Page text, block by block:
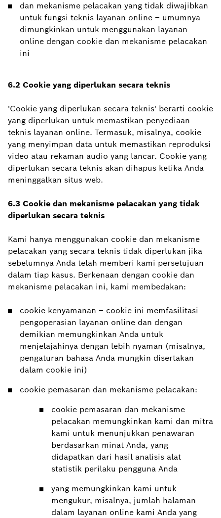
dan mekanisme pelacakan yang tidak diwajibkan
untuk fungsi teknis layanan online – umumnya
dimungkinkan untuk menggunakan layanan
online dengan cookie dan mekanisme pelacakan
ini
6.2 Cookie yang diperlukan secara teknis
'Cookie yang diperlukan secara teknis' berarti cookie
yang diperlukan untuk memastikan penyediaan
teknis layanan online. Termasuk, misalnya, cookie
yang menyimpan data untuk memastikan reproduksi
video atau rekaman audio yang lancar. Cookie yang
diperlukan secara teknis akan dihapus ketika Anda
meninggalkan situs web.
6.3 Cookie dan mekanisme pelacakan yang tidak
diperlukan secara teknis
Kami hanya menggunakan cookie dan mekanisme
pelacakan yang secara teknis tidak diperlukan jika
sebelumnya Anda telah memberi kami persetujuan
dalam tiap kasus. Berkenaan dengan cookie dan
mekanisme pelacakan ini, kami membedakan:
cookie kenyamanan – cookie ini memfasilitasi
pengoperasian layanan online dan dengan
demikian memungkinkan Anda untuk
menjelajahinya dengan lebih nyaman (misalnya,
pengaturan bahasa Anda mungkin disertakan
dalam cookie ini)
cookie pemasaran dan mekanisme pelacakan:
cookie pemasaran dan mekanisme
pelacakan memungkinkan kami dan mitra
kami untuk menunjukkan penawaran
berdasarkan minat Anda, yang
didapatkan dari hasil analisis alat
statistik perilaku pengguna Anda
yang memungkinkan kami untuk
mengukur, misalnya, jumlah halaman
dalam layanan online kami Anda yang